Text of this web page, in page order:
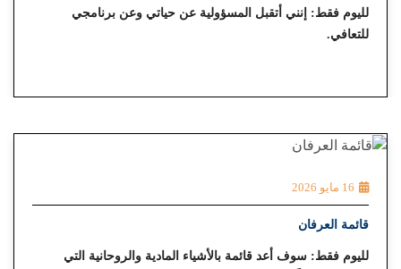
لليوم فقط: إنني أتقبل المسؤولية عن حياتي وعن برنامجي
للتعافي.
16 مايو 2026
قائمة العرفان
لليوم فقط: سوف أعد قائمة بالأشياء المادية والروحانية التي